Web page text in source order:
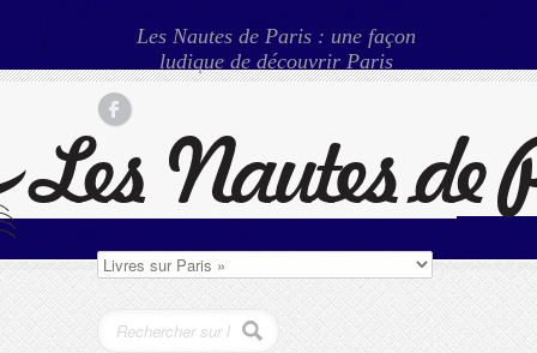
Les Nautes de Paris : une façon
ludique de découvrir Paris